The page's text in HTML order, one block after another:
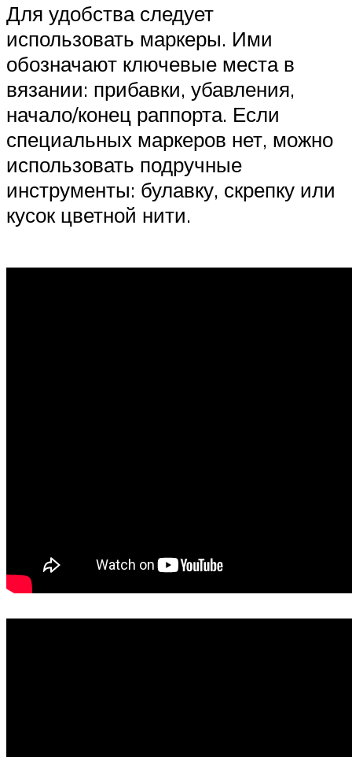
Для удобства следует
использовать маркеры. Ими
обозначают ключевые места в
вязании: прибавки, убавления,
начало/конец раппорта. Если
специальных маркеров нет, можно
использовать подручные
инструменты: булавку, скрепку или
кусок цветной нити.